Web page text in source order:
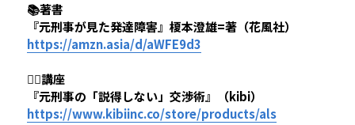
📚著書
『元刑事が見た発達障害』榎本澄雄=著（花風社）
https://amzn.asia/d/aWFE9d3
🕵️‍♂️講座
『元刑事の「説得しない」交渉術』（kibi）
https://www.kibiinc.co/store/products/als